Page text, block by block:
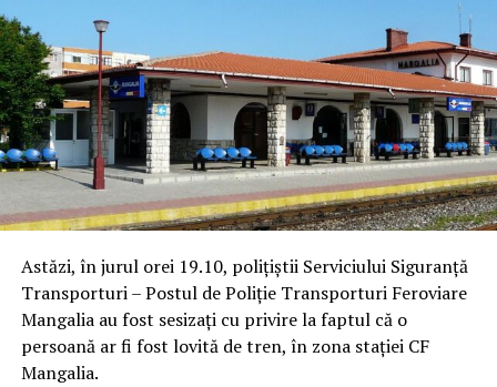
Astăzi, în jurul orei 19.10, polițiștii Serviciului Siguranță
Transporturi – Postul de Poliție Transporturi Feroviare
Mangalia au fost sesizați cu privire la faptul că o
persoană ar fi fost lovită de tren, în zona stației CF
Mangalia.